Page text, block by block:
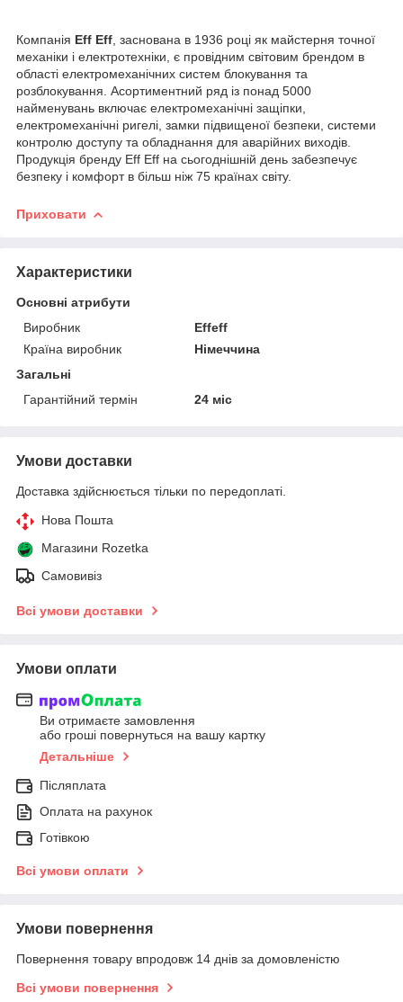
Компанія Eff Eff , заснована в 1936 році як майстерня точної
механіки і електротехніки, є провідним світовим брендом в
області електромеханічних систем блокування та
розблокування. Асортиментний ряд із понад 5000
найменувань включає електромеханічні защіпки,
електромеханічні ригелі, замки підвищеної безпеки, системи
контролю доступу та обладнання для аварійних виходів.
Продукція бренду Eff Eff на сьогоднішній день забезпечує
безпеку і комфорт в більш ніж 75 країнах світу.
Приховати
Характеристики
Основні атрибути
Виробник
Effeff
Країна виробник
Німеччина
Загальні
Гарантійний термін
24 міс
Умови доставки
Доставка здійснюється тільки по передоплаті.
Нова Пошта
Магазини Rozetka
Самовивіз
Всі умови доставки
Умови оплати
Ви отримаєте замовлення
або гроші повернуться на вашу картку
Детальніше
Післяплата
Оплата на рахунок
Готівкою
Всі умови оплати
Умови повернення
Повернення товару впродовж 14 днів за домовленістю
Всі умови повернення